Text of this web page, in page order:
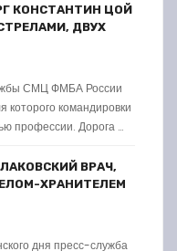
КОНСТАНТИН ЦОЙ
ДВУХ
СМЦ ФМБА России
которого командировки
профессии. Дорога …
ВРАЧ,
ХРАНИТЕЛЕМ
дня пресс-служба